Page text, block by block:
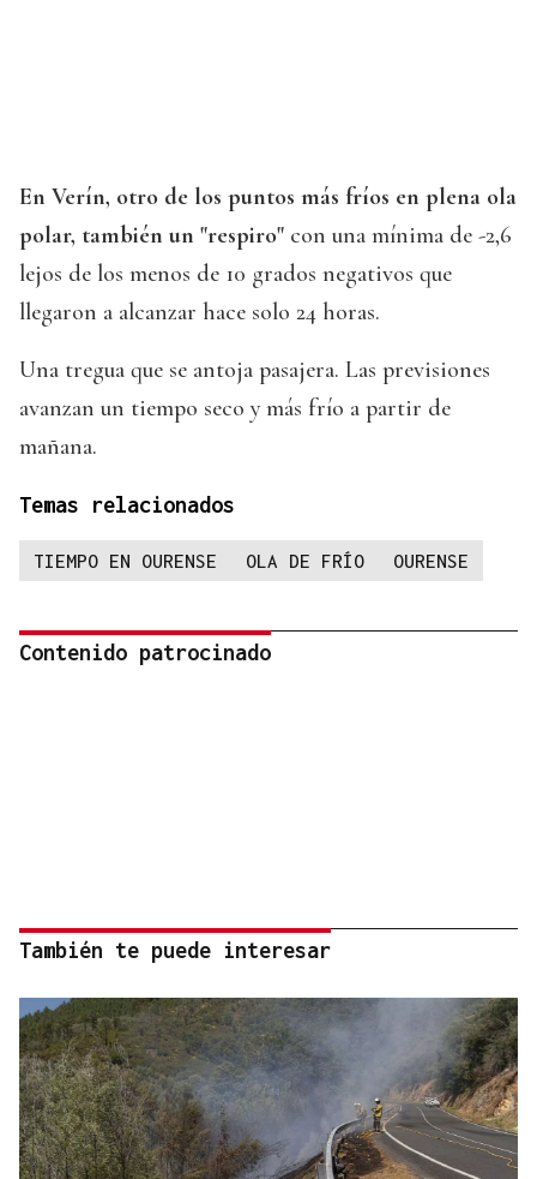
En Verín, otro de los puntos más fríos en plena ola
polar, también un "respiro" con una mínima de -2,6
lejos de los menos de 10 grados negativos que
llegaron a alcanzar hace solo 24 horas.
Una tregua que se antoja pasajera. Las previsiones
avanzan un tiempo seco y más frío a partir de
mañana.
Temas relacionados
TIEMPO EN OURENSE OLA DE FRÍO OURENSE
Contenido patrocinado
También te puede interesar